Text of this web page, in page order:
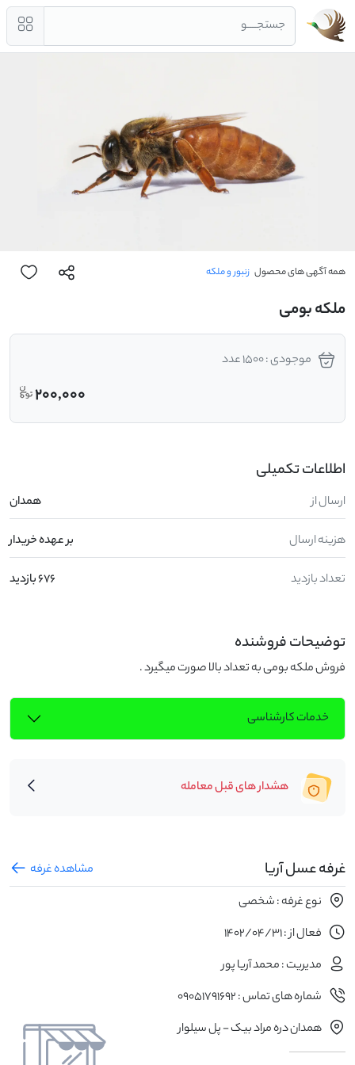
جستجــــو
همه آگهی های محصول زنبور و ملکه
ملکه بومی
موجودی : 1500 عدد
200,000
اطلاعات تکمیلی
ارسال از همدان
هزینه ارسال بر عهده خریدار
تعداد بازدید 676 بازدید
توضیحات فروشنده
فروش ملکه بومی به تعداد بالا صورت میگیرد .
خدمات کارشناسی
هشدار های قبل معامله
غرفه عسل آریا
مشاهده غرفه
نوع غرفه : شخصی
فعال از : 1402/04/31
مدیریت : محمد آریا پور
شماره های تماس : 09051791692
همدان دره مراد بیک - پل سیلوار